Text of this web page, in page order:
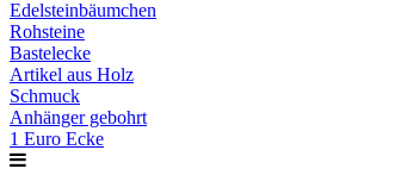
Edelsteinbäumchen
Rohsteine
Bastelecke
Artikel aus Holz
Schmuck
Anhänger gebohrt
1 Euro Ecke